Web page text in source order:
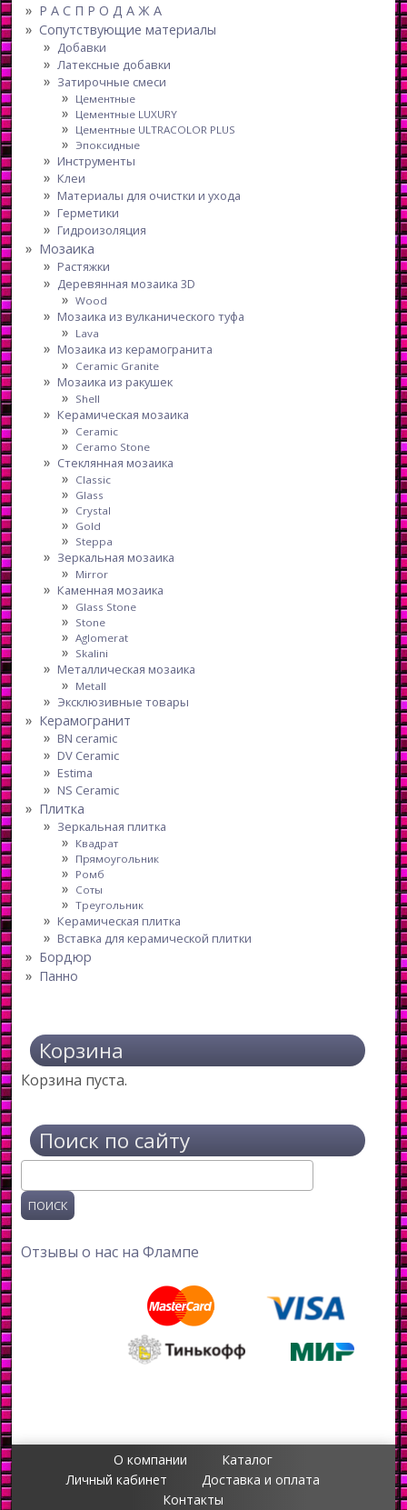
Р А С П Р О Д А Ж А
Сопутствующие материалы
Добавки
Латексные добавки
Затирочные смеси
Цементные
Цементные LUXURY
Цементные ULTRACOLOR PLUS
Эпоксидные
Инструменты
Клеи
Материалы для очистки и ухода
Герметики
Гидроизоляция
Мозаика
Растяжки
Деревянная мозаика 3D
Wood
Мозаика из вулканического туфа
Lava
Мозаика из керамогранита
Ceramic Granite
Мозаика из ракушек
Shell
Керамическая мозаика
Ceramic
Ceramo Stone
Стеклянная мозаика
Classic
Glass
Crystal
Gold
Steppa
Зеркальная мозаика
Mirror
Каменная мозаика
Glass Stone
Stone
Aglomerat
Skalini
Металлическая мозаика
Metall
Эксклюзивные товары
Керамогранит
BN ceramic
DV Ceramic
Estima
NS Ceramic
Плитка
Зеркальная плитка
Квадрат
Прямоугольник
Ромб
Соты
Треугольник
Керамическая плитка
Вставка для керамической плитки
Бордюр
Панно
Корзина
Корзина пуста.
Поиск по сайту
Отзывы о нас на Флампе
О компании
Каталог
Личный кабинет
Доставка и оплата
Контакты